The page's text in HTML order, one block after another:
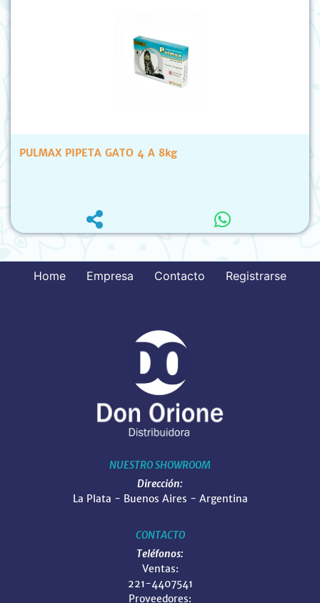
PULMAX PIPETA GATO 4 A 8kg
Home Empresa Contacto Registrarse
NUESTRO SHOWROOM
Dirección:
La Plata - Buenos Aires - Argentina
CONTACTO
Teléfonos:
Ventas:
221-4407541
Proveedores: